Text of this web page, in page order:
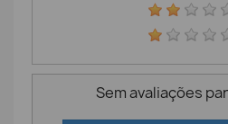
Sem avaliações